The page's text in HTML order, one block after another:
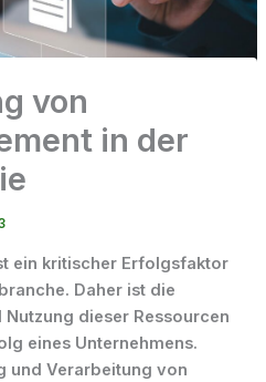
von
in der
ein kritischer Erfolgsfaktor
Daher ist die
dieser Ressourcen
eines Unternehmens.
und Verarbeitung von